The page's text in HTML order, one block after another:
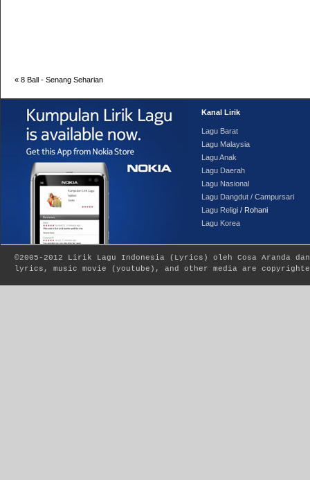
« 8 Ball - Senang Seharian
Kanal Lirik
Lagu Barat
Lagu Malaysia
Lagu Anak
Lagu Daerah
Lagu Nasional
Lagu Dangdut / Campursari
Lagu Religi / Rohani
Lagu Korea
©2005-2012 Lirik Lagu Indonesia ( Lyrics ) oleh Cosa Aranda
lyrics, music movie (youtube), and other media are